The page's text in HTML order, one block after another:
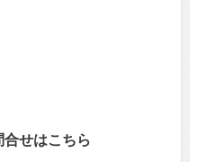
せはこちら